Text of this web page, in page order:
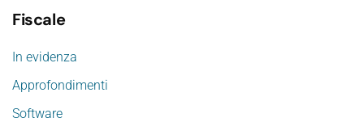
Fiscale
In evidenza
Approfondimenti
Software